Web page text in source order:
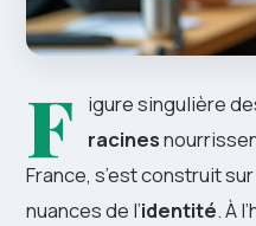
F igure singulière
racines
France, s’est construit
nuances de l’identité. À